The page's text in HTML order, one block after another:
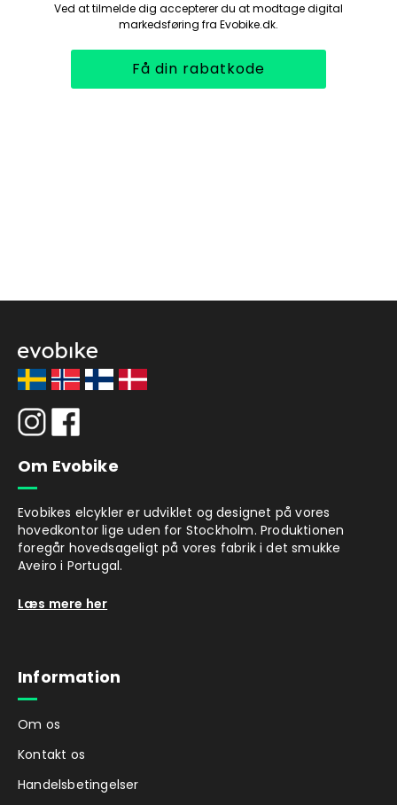
Ved at tilmelde dig accepterer du at modtage digital
markedsføring fra Evobike.dk.
Få din rabatkode
Om Evobike
Evobikes elcykler er udviklet og designet på vores
hovedkontor lige uden for Stockholm. Produktionen
foregår hovedsageligt på vores fabrik i det smukke
Aveiro i Portugal.
Læs mere her
Information
Om os
Kontakt os
Handelsbetingelser